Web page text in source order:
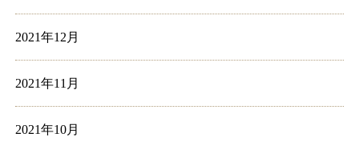
2021年12月
2021年11月
2021年10月